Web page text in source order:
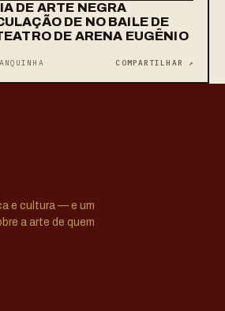
DE ARTE NEGRA
DE NO BAILE DE
DE ARENA EUGÊNIO
COMPARTILHAR ↗
e cultura — e um
a arte de quem